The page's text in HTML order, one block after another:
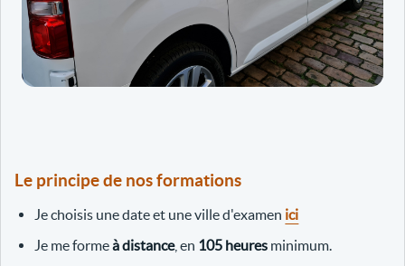
Le principe de nos formations
Je choisis une date et une ville d'examen ici
Je me formeà distance, en 105 heures minimum.